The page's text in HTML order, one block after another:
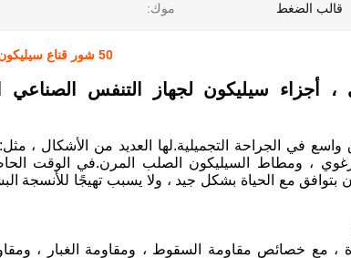
قالب الضغط موك:
50 شور قناع سيليكون للأنف لجهاز التنفس الصناعي
، أجزاء سيليكون لجهاز التنفس الصناعي
في الجراحة التجميلية.لها العديد من الأشكال ،
الرغوي ، ومطاط السيليكون الصلب المرن.في الوقت
مع الحياة بشكل جيد ، ولا يسبب تهيجًا للأنسجة
، مع خصائص مقاومة السقوط ، ومقاومة الغبار ،